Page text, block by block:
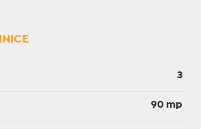
3
90 mp